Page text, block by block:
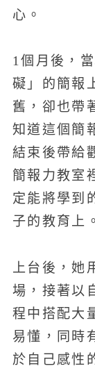
心。
1個月後，
礙」的簡報
舊，卻也帶
知道這個簡
結束後帶給
簡報力教室
定能將學到
子的教育上。
上台後，她
場，接著以
程中搭配大
易懂，同時
於自己感性